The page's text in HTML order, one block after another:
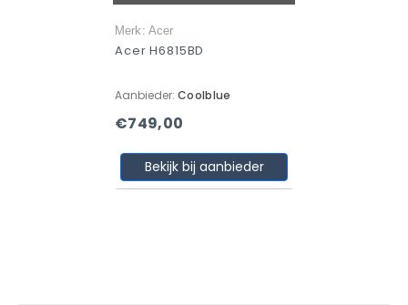
Merk: Acer
Acer H6815BD
Aanbieder: Coolblue
€749,00
Bekijk bij aanbieder